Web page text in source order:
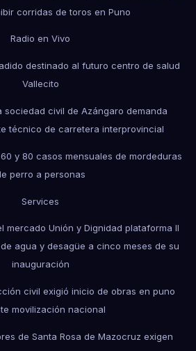
corridas de toros en Puno
Radio en Vivo
destinado al futuro centro de salud
Vallecito
sociedad civil de Azángaro demanda
técnico de carretera interprovincial
y 80 casos mensuales de mordeduras
perro a personas
Services
mercado Unión y Dignidad plataforma II
agua y desagüe a cinco meses de su
inauguración
civil exigió inicio de obras en puno
movilización nacional
de Santa Rosa de Mazocruz exigen